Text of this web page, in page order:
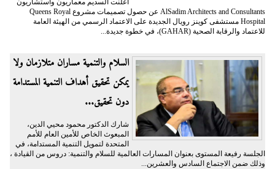
أعلنت السديم معماريون واستشاريون
AlSadim Architects and Consultants عن حصول تصميمات مشروع Queens Royal
Hospital مستشفى كوينز رويال الجديدة على الاعتماد الرسمي من الهيئة العامة
للاعتماد والرقابة الصحية (GAHAR)، في خطوة جديدة...
السلام والتنمية مساران متلازمان ولا
يمكن تحقيق أهداف التنمية المستدامة
دون تحقيق...
شارك الدكتور محمود محيي الدين،
المبعوث الخاص للأمين العام للأمم
المتحدة لتمويل التنمية المستدامة، في
الجلسة رفيعة المستوى بعنوان المسارات العالمية للسلام والتنمية: دروس من القيادة ،
وذلك ضمن الاجتماع السادس والعشرين...